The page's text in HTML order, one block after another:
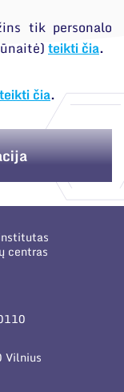
tik personalo
teikti čia.
teikti čia.
centras
Vilnius